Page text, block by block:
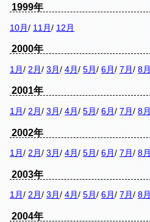
1999年
10月 / 11月 / 12月
2000年
1月 / 2月 / 3月 / 4月 / 5月 / 6月 / 7月 / 8月
2001年
1月 / 2月 / 3月 / 4月 / 5月 / 6月 / 7月 / 8月
2002年
1月 / 2月 / 3月 / 4月 / 5月 / 6月 / 7月 / 8月
2003年
1月 / 2月 / 3月 / 4月 / 5月 / 6月 / 7月 / 8月
2004年